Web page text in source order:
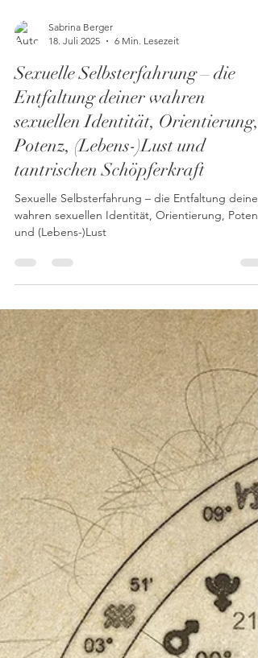
Sabrina Berger
18. Juli 2025
6 Min. Lesezeit
Sexuelle Selbsterfahrung – die
Entfaltung deiner wahren
sexuellen Identität, Orientierung,
Potenz, (Lebens-)Lust und
tantrischen Schöpferkraft
Sexuelle Selbsterfahrung – die Entfaltung deiner
wahren sexuellen Identität, Orientierung, Potenz